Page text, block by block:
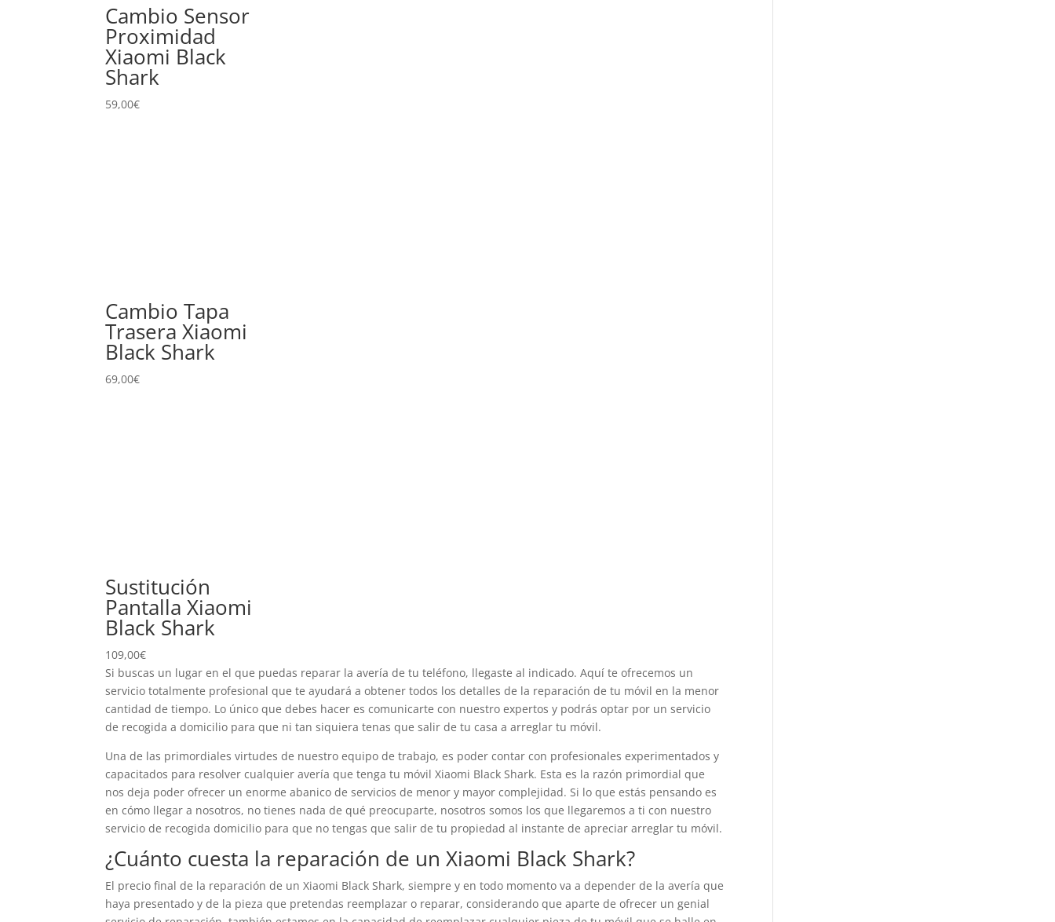
Cambio Sensor
Proximidad
Xiaomi Black
Shark
59,00€
Cambio Tapa
Trasera Xiaomi
Black Shark
69,00€
Sustitución
Pantalla Xiaomi
Black Shark
109,00€
Si buscas un lugar en el que puedas reparar la avería de tu teléfono, llegaste al indicado. Aquí te ofrecemos un
servicio totalmente profesional que te ayudará a obtener todos los detalles de la reparación de tu móvil en la menor
cantidad de tiempo. Lo único que debes hacer es comunicarte con nuestro expertos y podrás optar por un servicio
de recogida a domicilio para que ni tan siquiera tenas que salir de tu casa a arreglar tu móvil.
Una de las primordiales virtudes de nuestro equipo de trabajo, es poder contar con profesionales experimentados y
capacitados para resolver cualquier avería que tenga tu móvil Xiaomi Black Shark. Esta es la razón primordial que
nos deja poder ofrecer un enorme abanico de servicios de menor y mayor complejidad. Si lo que estás pensando es
en cómo llegar a nosotros, no tienes nada de qué preocuparte, nosotros somos los que llegaremos a ti con nuestro
servicio de recogida domicilio para que no tengas que salir de tu propiedad al instante de apreciar arreglar tu móvil.
¿Cuánto cuesta la reparación de un Xiaomi Black Shark?
El precio final de la reparación de un Xiaomi Black Shark, siempre y en todo momento va a depender de la avería que
haya presentado y de la pieza que pretendas reemplazar o reparar, considerando que aparte de ofrecer un genial